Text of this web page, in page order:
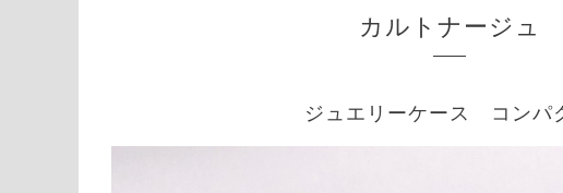
カルトナージュ
ジュエリーケース コンパ